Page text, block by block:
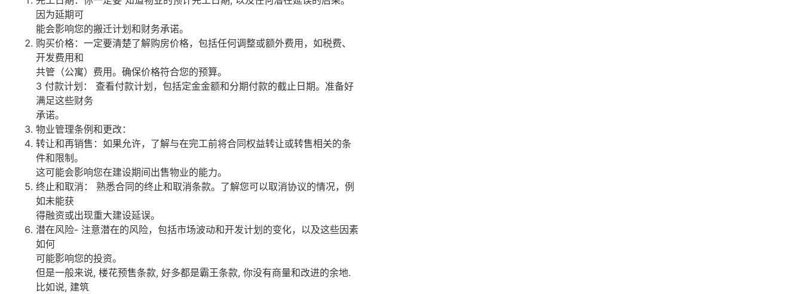
因为延期可
能会影响您的搬迁计划和财务承诺。
购买价格：一定要清楚了解购房价格，包括任何调整或额外费用，如税费、
开发费用和
共管（公寓）费用。确保价格符合您的预算。
3 付款计划： 查看付款计划，包括定金金额和分期付款的截止日期。准备好
满足这些财务
承诺。
物业管理条例和更改：
转让和再销售：如果允许，了解与在完工前将合同权益转让或转售相关的条
件和限制。
这可能会影响您在建设期间出售物业的能力。
终止和取消： 熟悉合同的终止和取消条款。了解您可以取消协议的情况，例
如未能获
得融资或出现重大建设延误。
潜在风险- 注意潜在的风险，包括市场波动和开发计划的变化，以及这些因素
如何
可能影响您的投资。
但是一般来说, 楼花预售条款, 好多都是霸王条款, 你没有商量和改进的余地.
比如说, 建筑